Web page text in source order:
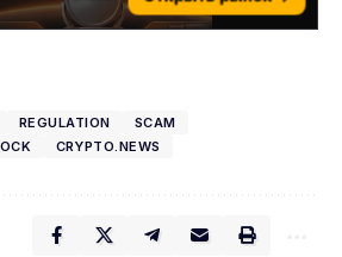
REGULATION
SCAM
CRYPTO.NEWS